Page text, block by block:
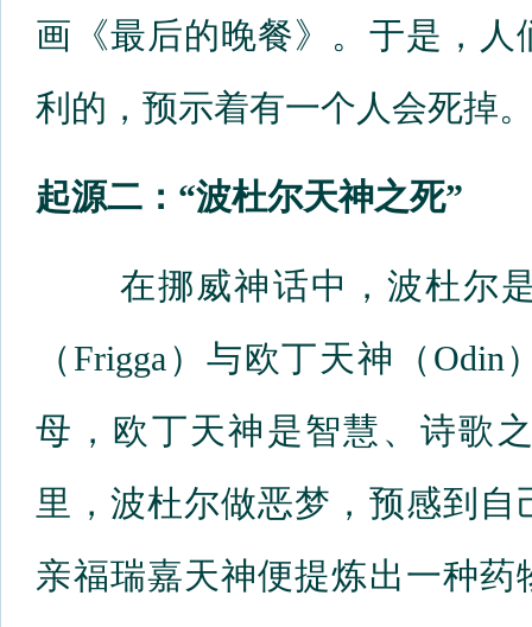
画《最后的晚餐》。于是，
利的，预示着有一个人会死掉
起源二：“波杜尔天神之死”
在挪威神话中，波杜尔是
（Frigga）与欧丁天神（
母，欧丁天神是智慧、诗歌
里，波杜尔做恶梦，预感到
亲福瑞嘉天神便提炼出一种